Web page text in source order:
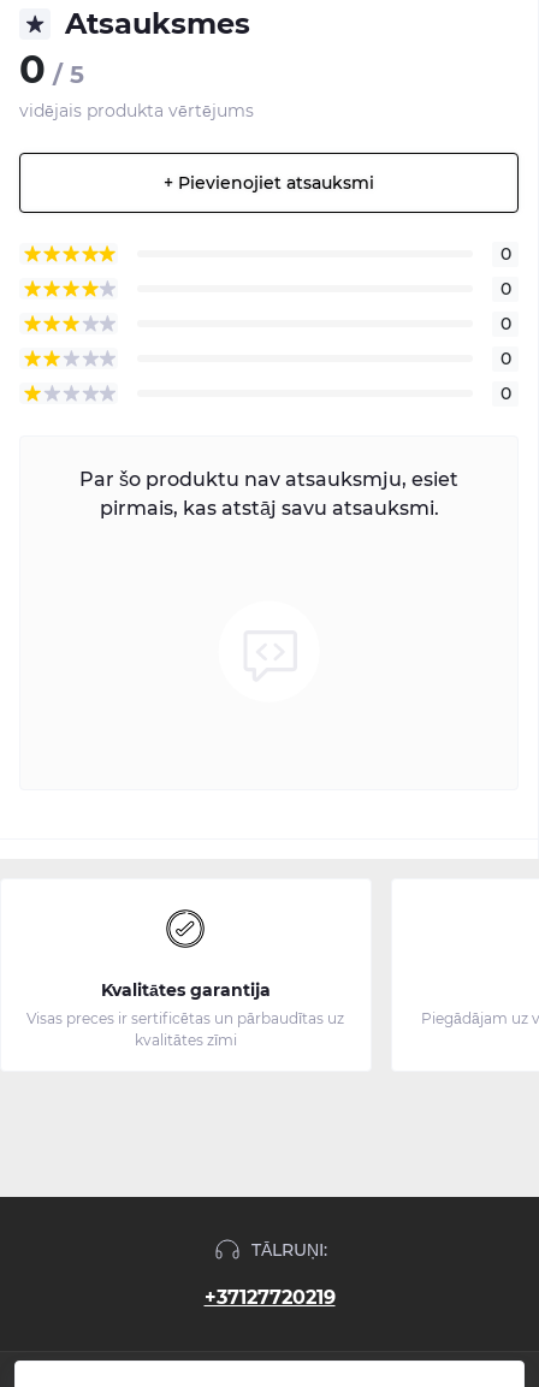
Atsauksmes
0 / 5
vidējais produkta vērtējums
+ Pievienojiet atsauksmi
0
0
0
0
0
Par šo produktu nav atsauksmju, esiet
pirmais, kas atstāj savu atsauksmi.
Kvalitātes garantija
Visas preces ir sertificētas un pārbaudītas uz
kvalitātes zīmi
Piegādājam uz
TĀLRUŅI:
+37127720219